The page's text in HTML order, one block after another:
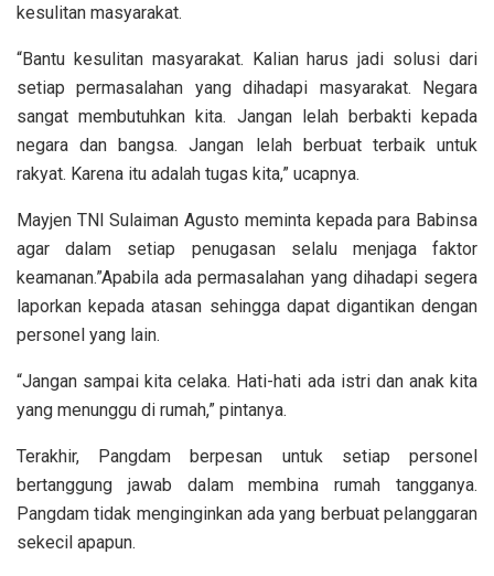
kesulitan masyarakat.
“Bantu kesulitan masyarakat. Kalian harus jadi solusi dari
setiap permasalahan yang dihadapi masyarakat. Negara
sangat membutuhkan kita. Jangan lelah berbakti kepada
negara dan bangsa. Jangan lelah berbuat terbaik untuk
rakyat. Karena itu adalah tugas kita,” ucapnya.
Mayjen TNI Sulaiman Agusto meminta kepada para Babinsa
agar dalam setiap penugasan selalu menjaga faktor
keamanan.”Apabila ada permasalahan yang dihadapi segera
laporkan kepada atasan sehingga dapat digantikan dengan
personel yang lain.
“Jangan sampai kita celaka. Hati-hati ada istri dan anak kita
yang menunggu di rumah,” pintanya.
Terakhir, Pangdam berpesan untuk setiap personel
bertanggung jawab dalam membina rumah tangganya.
Pangdam tidak menginginkan ada yang berbuat pelanggaran
sekecil apapun.